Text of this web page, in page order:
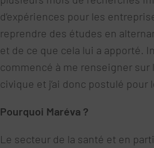
d’expériences pour les
reprendre des études en
et de ce que cela lui a apporté.
commencé à me renseigner
civique et j’ai donc postulé pour
Pourquoi Maréva ?
Le secteur de la santé et en